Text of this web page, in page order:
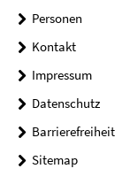
Personen
Kontakt
Impressum
Datenschutz
Barrierefreiheit
Sitemap